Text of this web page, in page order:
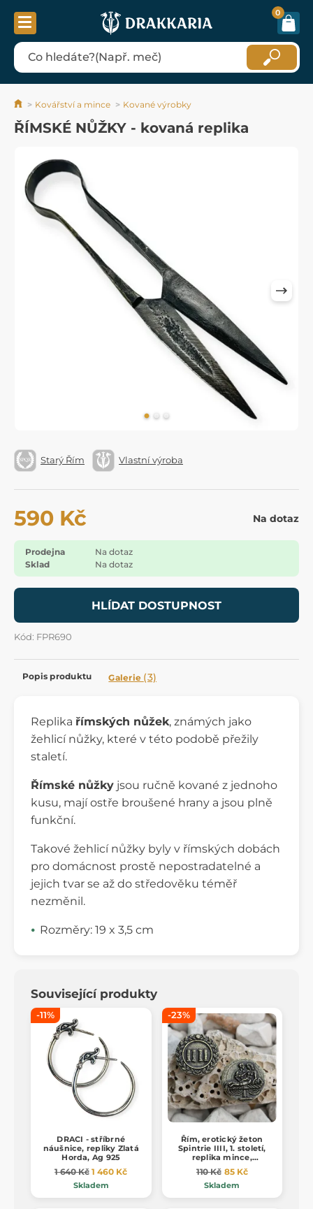
0
Kovářství a mince Kované výrobky
ŘÍMSKÉ NŮŽKY - kovaná replika
Starý Řím Vlastní výroba
590 Kč Na dotaz
Prodejna
Na dotaz
Sklad
Na dotaz
HLÍDAT DOSTUPNOST
Kód: FPR690
Popis produktu Galerie (3)
Replika římských nůžek, známých jako
žehlicí nůžky, které v této podobě přežily
staletí.
Římské nůžky jsou ručně kované z jednoho
kusu, mají ostře broušené hrany a jsou plně
funkční.
Takové žehlicí nůžky byly v římských dobách
pro domácnost prostě nepostradatelné a
jejich tvar se až do středověku téměř
nezměnil.
Rozměry: 19 x 3,5 cm
Související produkty
-11%
DRACI - stříbrné
náušnice, repliky Zlatá
Horda, Ag 925
1 640 Kč 1 460 Kč
Skladem
-23%
Řím, erotický žeton
Spintrie IIII, 1. století,
replika mince,
staromosaz
110 Kč 85 Kč
Skladem